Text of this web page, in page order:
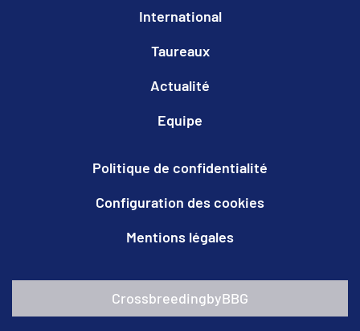
International
Taureaux
Actualité
Equipe
Politique de confidentialité
Configuration des cookies
Mentions légales
CrossbreedingbyBBG